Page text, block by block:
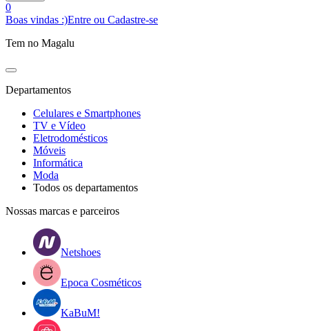
0
Boas vindas :)Entre ou Cadastre-se
Tem no Magalu
Departamentos
Celulares e Smartphones
TV e Vídeo
Eletrodomésticos
Móveis
Informática
Moda
Todos os departamentos
Nossas marcas e parceiros
Netshoes
Epoca Cosméticos
KaBuM!